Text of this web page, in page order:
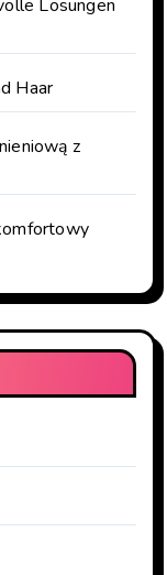
Lösungen
Haar
z